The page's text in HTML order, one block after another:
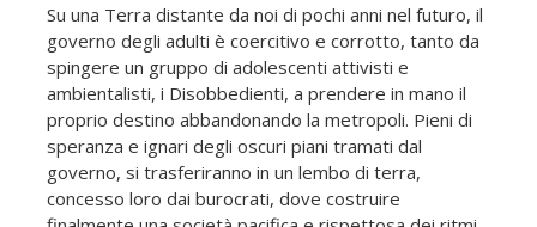
Su una Terra distante da noi di pochi anni nel futuro, il
governo degli adulti è coercitivo e corrotto, tanto da
spingere un gruppo di adolescenti attivisti e
ambientalisti, i Disobbedienti, a prendere in mano il
proprio destino abbandonando la metropoli. Pieni di
speranza e ignari degli oscuri piani tramati dal
governo, si trasferiranno in un lembo di terra,
concesso loro dai burocrati, dove costruire